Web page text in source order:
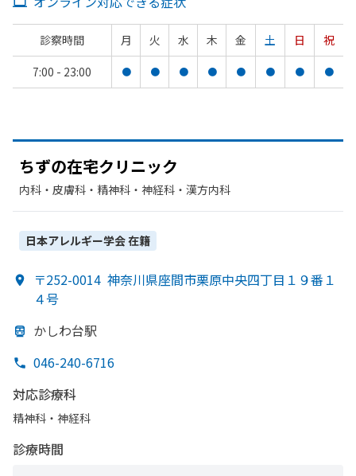
診察時間 月 火 水 木 金 土 日
祝
7:00 - 23:00
● ● ● ● ● ● ● ●
ちずの在宅クリニック
内科・​皮膚科・​精神科・神経科・​漢方内科
日本アレルギー学会在籍
〒252-0014 神奈川県座間市栗原中央四丁目１９番１
４号
かしわ台駅
046-240-6716
対応診療科
精神科・神経科
診療時間